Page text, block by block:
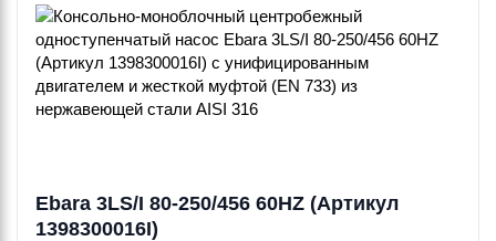
Ebara 3LS/I 80-250/456 60HZ (Артикул
1398300016I)